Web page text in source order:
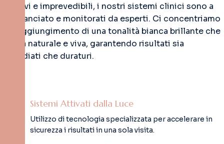
abrasivi e imprevedibili, i nostri sistemi clinici sono a
pH bilanciato e monitorati da esperti. Ci concentriamo
sul raggiungimento di una tonalità bianca brillante che
appaia naturale e viva, garantendo risultati sia
immediati che duraturi.
Sistemi Attivati dalla Luce
Utilizzo di tecnologia specializzata per accelerare in
sicurezza i risultati in una sola visita.